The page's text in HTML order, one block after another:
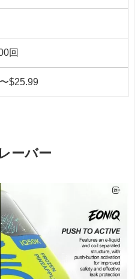
回
$25.99
ーバー